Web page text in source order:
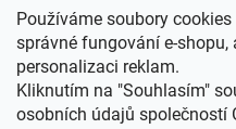
Používáme soubory
správné fungování e-
personalizaci reklam.
Kliknutím na "Souhlasím"
osobních údajů společností
Skladem(9 ks)
82 Kč bez DPH
99 Kč/ ks